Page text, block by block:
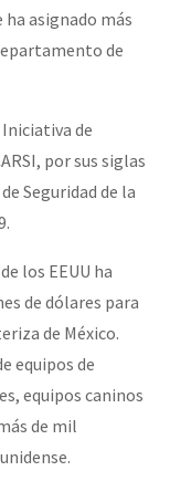
asignado más
de
de
por sus siglas
Seguridad de la
los EEUU ha
de dólares para
de México.
equipos de
equipos caninos
de mil